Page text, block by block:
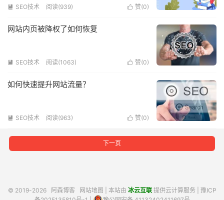
 赞(0)
 SEO技术 阅读(939)
网站内页被降权了如何恢复
 赞(0)
 SEO技术 阅读(1063)
如何快速提升网站流量？
 赞(0)
 SEO技术 阅读(963)
下一页
© 2019-2026 阿森博客 网站地图 | 本站由 冰云互联提供云计算服务 | 豫ICP